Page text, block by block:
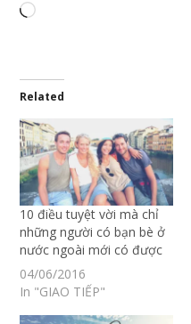
Loading…
Related
10 điều tuyệt vời mà chỉ
những người có bạn bè ở
nước ngoài mới có được
04/06/2016
In "GIAO TIẾP"